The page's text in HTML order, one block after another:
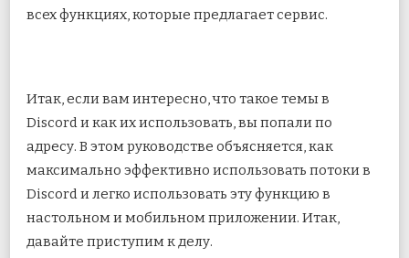
всех функциях, которые предлагает сервис.
Итак, если вам интересно, что такое темы в
Discord и как их использовать, вы попали по
адресу. В этом руководстве объясняется, как
максимально эффективно использовать потоки в
Discord и легко использовать эту функцию в
настольном и мобильном приложении. Итак,
давайте приступим к делу.